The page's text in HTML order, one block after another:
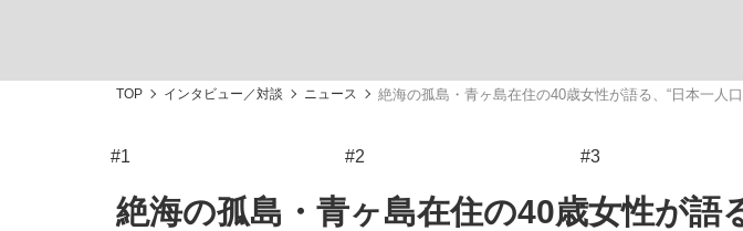
TOP インタビュー／対談 ニュース 絶海の孤島・青ヶ島在住の40歳女性が語る、“日本一人
#1 #2 #3
絶海の孤島・青ヶ島在住の40歳女性が語